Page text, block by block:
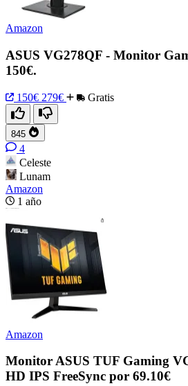
Amazon
ASUS VG278QF - Monitor
150€.
150€ 279€ Gratis
845
4
Celeste
Lunam
Amazon
1 año
Amazon
Monitor ASUS TUF Gaming
HD IPS FreeSync por 69.10€